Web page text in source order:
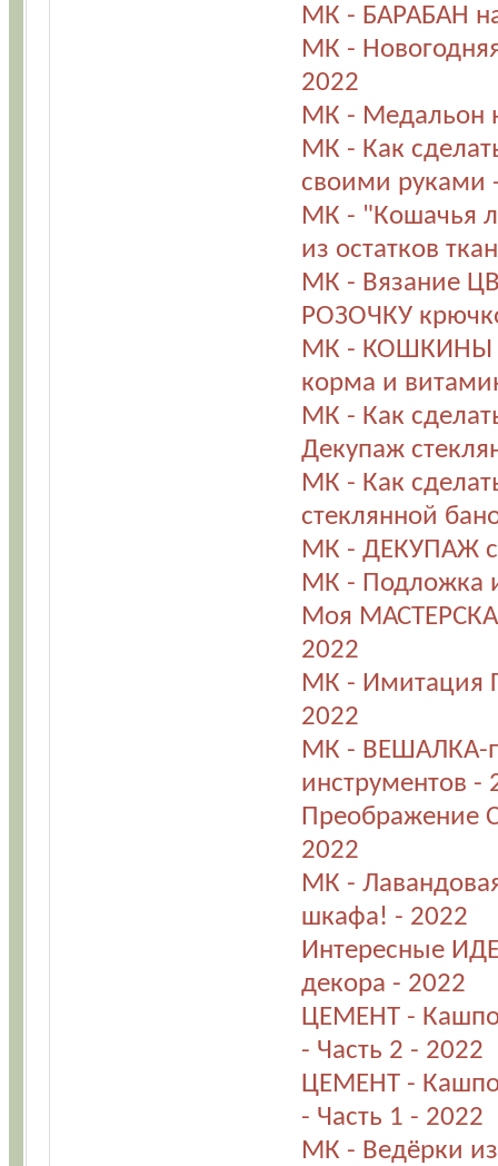
МК - БАРАБАН
МК -
2022
МК - Медальон
МК - Как
своими руками
МК - "Кошачья
из остатков
МК - Вязание
РОЗОЧКУ
МК - КОШКИНЫ
корма и
МК - Как
Декупаж
МК - Как
стеклянной
МК - ДЕКУПАЖ
МК - Подложка
Моя
2022
МК - Имитация
2022
МК - ВЕШАЛКА-
инструментов -
Преображение
2022
МК -
шкафа! - 2022
Интересные
декора - 2022
ЦЕМЕНТ -
- Часть 2 - 2022
ЦЕМЕНТ -
- Часть 1 - 2022
МК - Ведёрки